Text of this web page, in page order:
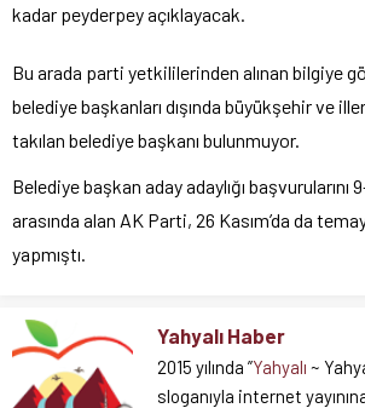
kadar peyderpey açıklayacak.
Bu arada parti yetkililerinden alınan bilgiye
belediye başkanları dışında büyükşehir ve
takılan belediye başkanı bulunmuyor.
Belediye başkan aday adaylığı başvurularını
arasında alan AK Parti, 26 Kasım’da da
yapmıştı.
Yahyalı Haber
2015 yılında ”Yahyalı ~
sloganıyla internet